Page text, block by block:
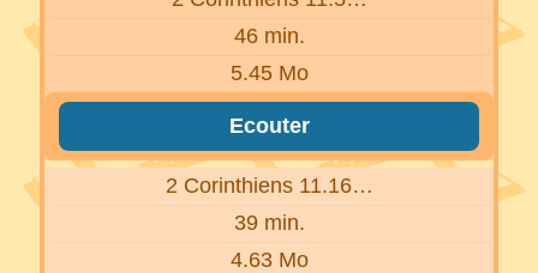
46 min.
5.45 Mo
Ecouter
2 Corinthiens 11.16…
39 min.
4.63 Mo